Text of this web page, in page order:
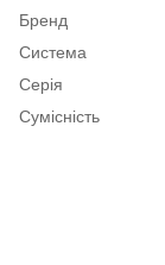
Бренд
Система
Серія
Сумісність